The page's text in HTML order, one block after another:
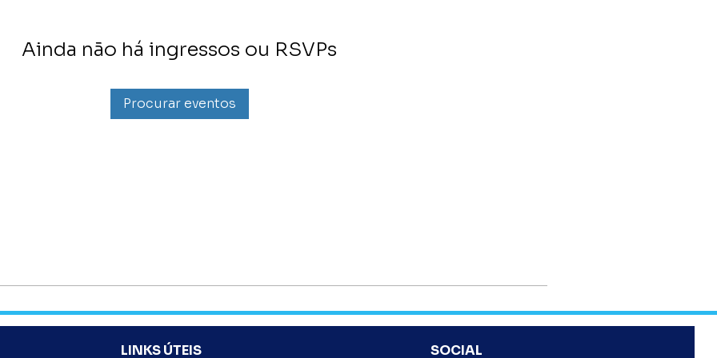
Ainda não há ingressos ou RSVPs
Procurar eventos
LINKS ÚTEIS SOCIAL